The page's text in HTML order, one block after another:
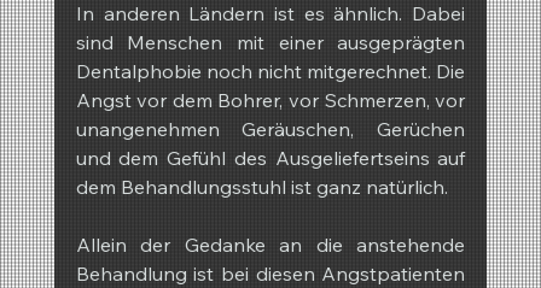
In anderen Ländern ist es ähnlich. Dabei
sind Menschen mit einer ausgeprägten
Dentalphobie noch nicht mitgerechnet. Die
Angst vor dem Bohrer, vor Schmerzen, vor
unangenehmen Geräuschen, Gerüchen
und dem Gefühl des Ausgeliefertseins auf
dem Behandlungsstuhl ist ganz natürlich.
Allein der Gedanke an die anstehende
Behandlung ist bei diesen Angstpatienten